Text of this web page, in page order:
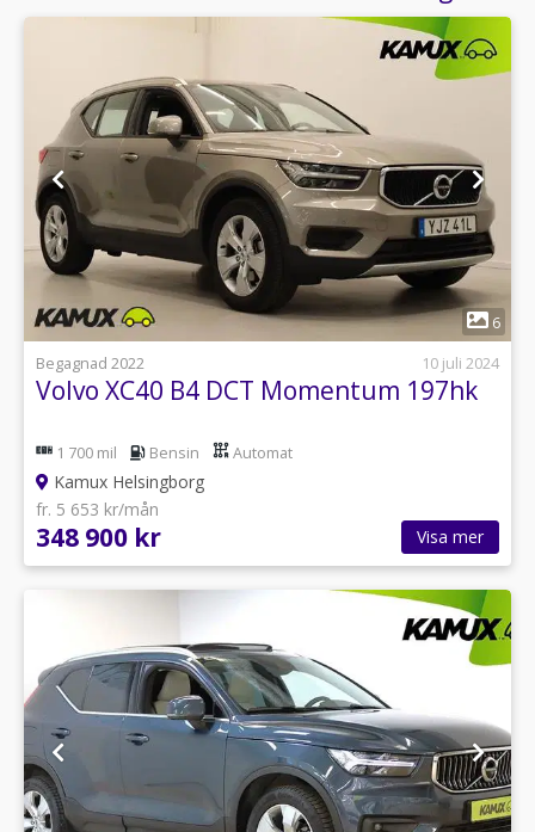
1
6
Begagnad 2022
10 juli 2024
Volvo XC40 B4 DCT Momentum 197hk
1 700 mil Bensin Automat
Kamux Helsingborg
fr. 5 653 kr/mån
348 900 kr Visa mer